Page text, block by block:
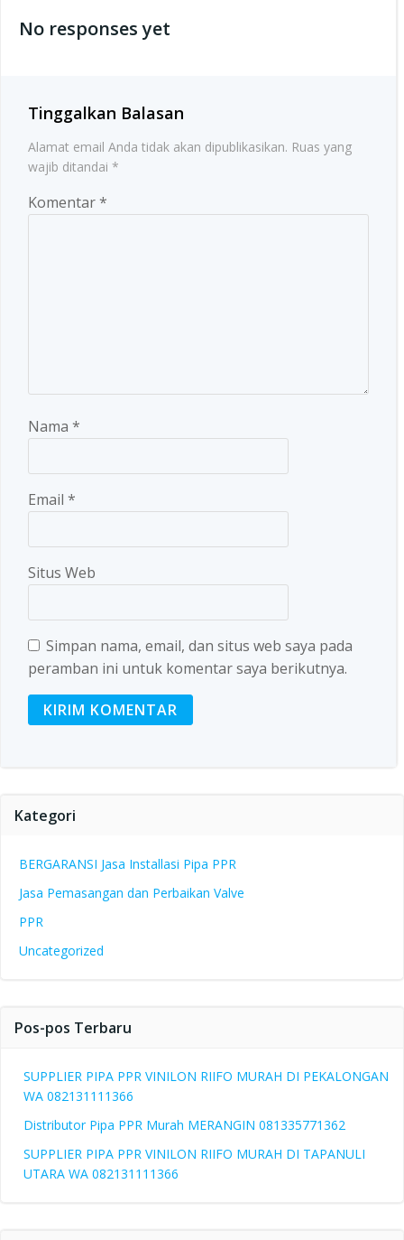
No responses yet
Tinggalkan Balasan
Alamat email Anda tidak akan dipublikasikan. Ruas yang
wajib ditandai *
Komentar*
Nama *
Email *
Situs Web
Simpan nama, email, dan situs web saya pada
peramban ini untuk komentar saya berikutnya.
Kategori
BERGARANSI Jasa Installasi Pipa PPR
Jasa Pemasangan dan Perbaikan Valve
PPR
Uncategorized
Pos-pos Terbaru
SUPPLIER PIPA PPR VINILON RIIFO MURAH DI PEKALONGAN
WA 082131111366
Distributor Pipa PPR Murah MERANGIN 081335771362
SUPPLIER PIPA PPR VINILON RIIFO MURAH DI TAPANULI
UTARA WA 082131111366